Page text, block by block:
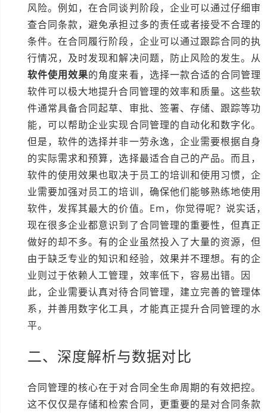
风险。例如，在合同谈判阶段，企业可以通过仔细审
查合同条款，避免承担过多的责任或者接受不合理的
条件。在合同履行阶段，企业可以通过跟踪合同的执
行情况，及时发现和解决问题，防止风险的发生。从
软件使用效果的角度来看，选择一款合适的合同管理
软件可以极大地提升合同管理的效率和质量。这些软
件通常具备合同起草、审批、签署、存储、跟踪等功
能，可以帮助企业实现合同管理的自动化和数字化。
但是，软件的选择并非一劳永逸，企业需要根据自身
的实际需求和预算，选择最适合自己的产品。而且，
软件的使用效果也取决于员工的培训和使用习惯，企
业需要加强对员工的培训，确保他们能够熟练地使用
软件，发挥其最大的价值。Em，你觉得呢？说实话，
现在很多企业都意识到了合同管理的重要性，但真正
做好的却不多。有的企业虽然投入了大量的资源，但
由于缺乏专业的知识和经验，效果并不理想。有的企
业则过于依赖人工管理，效率低下，容易出错。因
此，企业需要认真对待合同管理，建立完善的管理体
系，并善用数字化工具，才能真正提升合同管理的水
平。
二、深度解析与数据对比
合同管理的核心在于对合同全生命周期的有效把控。
这不仅仅是存储和检索合同，更重要的是对合同条款